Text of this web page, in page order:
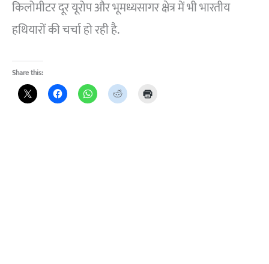
किलोमीटर दूर यूरोप और भूमध्यसागर क्षेत्र में भी भारतीय
हथियारों की चर्चा हो रही है.
Share this: